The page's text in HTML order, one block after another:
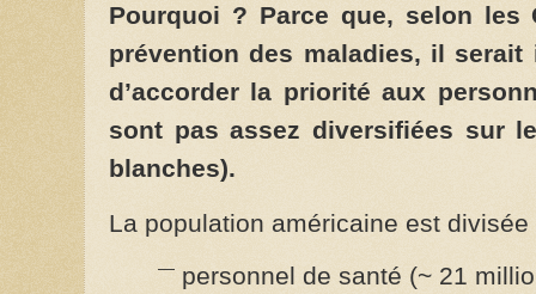
Pourquoi ? Parce que, selon
prévention des maladies, il serait
d’accorder la priorité aux
sont pas assez diversifiées sur
blanches).
La population américaine est
personnel de santé (~ 21